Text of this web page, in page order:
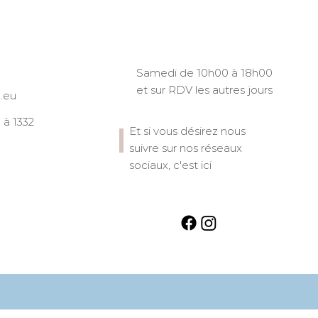
1332
Samedi de 10h00 à 18h00
et sur RDV les autres jours
Et si vous désirez nous
suivre sur nos réseaux
sociaux, c'est ici